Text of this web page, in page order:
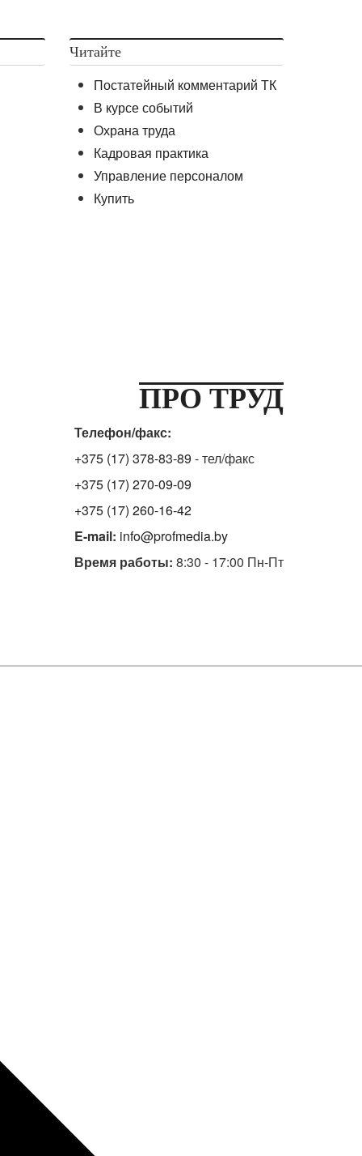
Читайте
Постатейный комментарий ТК
В курсе событий
Охрана труда
Кадровая практика
Управление персоналом
Купить
ПРО ТРУД
Телефон/факс:
+375 (17) 378-83-89 - тел/факс
+375 (17) 270-09-09
+375 (17) 260-16-42
E-mail: info@profmedia.by
Время работы: 8:30 - 17:00 Пн-Пт